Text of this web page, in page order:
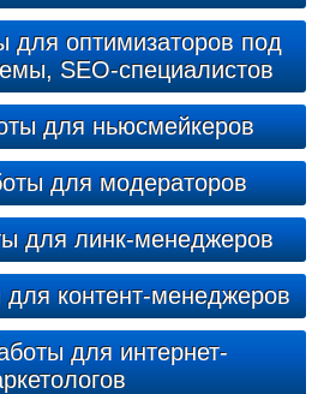
для оптимизаторов под
SEO-специалистов
для ньюсмейкеров
для модераторов
для линк-менеджеров
контент-менеджеров
для интернет-